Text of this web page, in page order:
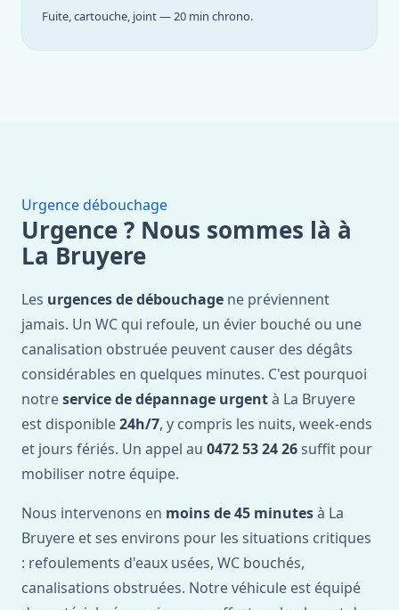
Fuite, cartouche, joint — 20 min chrono.
Urgence débouchage
Urgence ? Nous sommes là à
La Bruyere
Les urgences de débouchage ne préviennent
jamais. Un WC qui refoule, un évier bouché ou une
canalisation obstruée peuvent causer des dégâts
considérables en quelques minutes. C'est pourquoi
notreservice de dépannage urgentà La Bruyere
est disponible24h/7, y compris les nuits, week-ends
et jours fériés. Un appel au 0472 53 24 26 suffit pour
mobiliser notre équipe.
Nous intervenons en moins de 45 minutesà La
Bruyere et ses environs pour les situations critiques
: refoulements d'eaux usées, WC bouchés,
canalisations obstruées. Notre véhicule est équipé